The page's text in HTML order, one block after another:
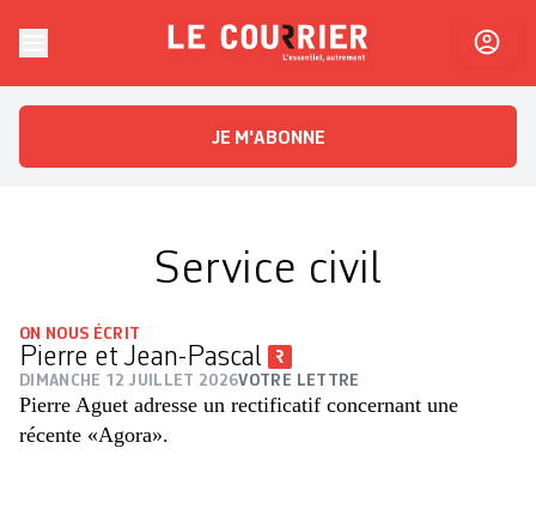
Le CourrierL'essentiel, autrement
JE M'ABONNE
Service civil
ON NOUS ÉCRIT
Pierre et Jean-Pascal
DIMANCHE 12 JUILLET 2026VOTRE LETTRE
Pierre Aguet adresse un rectificatif concernant une
récente «Agora».